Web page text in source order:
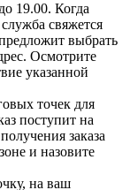
19.00. Когда
свяжется
выбрать
Осмотрите
указанной
точек для
поступит на
заказа
и назовите
на ваш